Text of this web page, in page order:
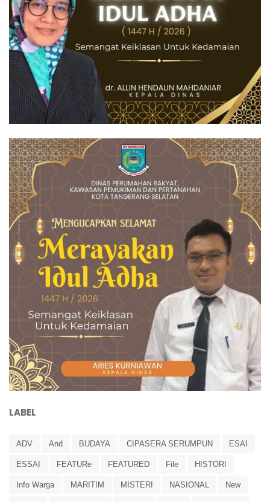
LABEL
ADV And BUDAYA CIPASERA SERUMPUN ESAI
ESSAI FEATURe FEATURED File HISTORI
Info Warga MARITIM MISTERI NASIONAL New